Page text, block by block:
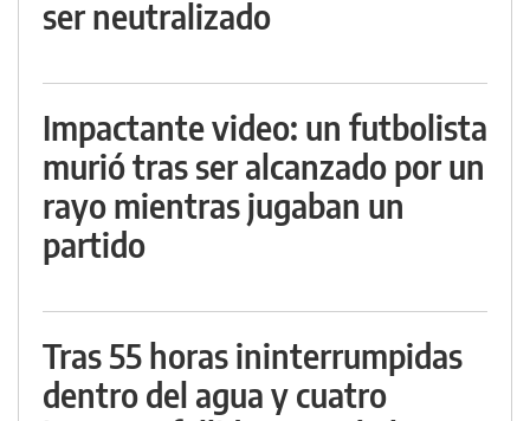
ser neutralizado
Impactante video: un futbolista
murió tras ser alcanzado por un
rayo mientras jugaban un
partido
Tras 55 horas ininterrumpidas
dentro del agua y cuatro